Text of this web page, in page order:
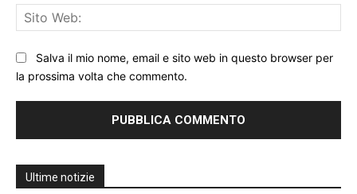
Salva il mio nome, email e sito web in questo browser per
la prossima volta che commento.
Ultime notizie